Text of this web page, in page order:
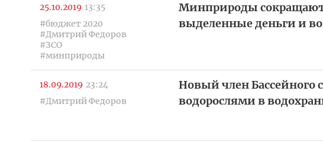
25.10.2019 13:35
#бюджет 2020
#Дмитрий Федоров
#ЗСО
#минприроды
Минприроды сокращают
выделенные деньги и
18.09.2019 23:24
#Дмитрий Федоров
Новый член Бассейного
водорослями в